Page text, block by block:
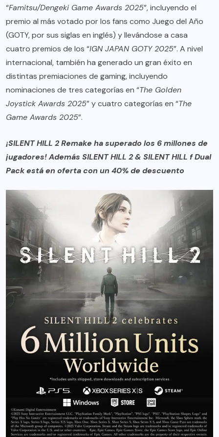
“Famitsu/Dengeki Game Awards 2025”, incluyendo el
premio al más votado por los fans como Juego del Año
(GOTY, por sus siglas en inglés) y llevándose a casa
cuatro premios de los “IGN JAPAN GOTY 2025”. A nivel
internacional, también ha generado un gran éxito en
distintas premiaciones de gaming, incluyendo
nominaciones de tres categorías en “The Golden
Joystick Awards 2025” y cuatro categorías en “The
Game Awards 2025”.
¡SILENT HILL 2 Remake ha superado los 6 millones de
jugadores! Además SILENT HILL 2 & SILENT HILL f Dual
Pack está en oferta con un 40% de descuento